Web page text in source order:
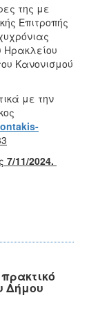
της με
Επιτροπής
Ηρακλείου
Κανονισμού
με την
7/11/2024.
Δήμου